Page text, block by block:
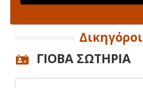
Δικηγόροι
ΓΙΟΒΑ ΣΩΤΗΡΙΑ